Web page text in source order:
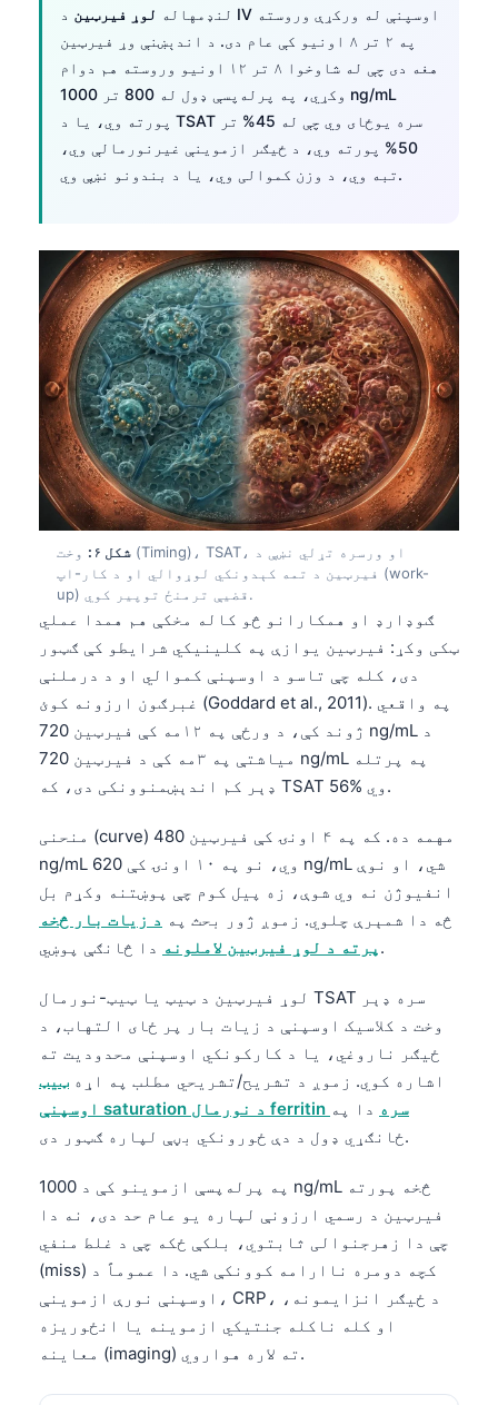
لنډمهاله لوړ فیرټین د IV اوسپنې له ورکړې وروسته
په ۲ تر ۸ اونیو کې عام دی. د اندېښنې وړ فیرټین
هغه دی چې له شاوخوا ۸ تر ۱۲ اونیو وروسته هم دوام
وکړي، په پرله‌پسې ډول له 800 تر 1000 ng/mL
پورته وي، یا د TSAT سره یوځای وي چې له 45% تر
50% پورته وي، د ځیګر ازموینې غیرنورمالې وي،
تبه وي، د وزن کموالی وي، یا د بندونو نښې وي.
شکل ۶:
وخت (Timing)، TSAT، او ورسره تړلي نښې د
فیرټین د تمه کېدونکي لوړوالي او د کار-اپ (work-
up) قضیې ترمنځ توپیر کوي.
ګوډارډ او همکارانو څو کاله مخکې هم همدا عملي
ټکی وکړ: فیرټین یوازې په کلینیکي شرایطو کې ګټور
دی، کله چې تاسو د اوسپنې کموالي او د درملنې
غبرګون ارزونه کوئ (Goddard et al., 2011). په واقعي
ژوند کې، د ورځې په ۱۲مه کې فیرټین 720 ng/mL د
میاشتې په ۳مه کې د فیرټین 720 ng/mL په پرتله
ډېر کم اندېښمنوونکی دی، که TSAT 56% وي.
منحنی (curve) مهمه ده. که په ۴ اونۍ کې فیرټین 480
ng/mL وي، نو په ۱۰ اونۍ کې 620 ng/mL شي، او نوې
انفیوژن نه وي شوې، زه پیل کوم چې پوښتنه وکړم بل
څه دا شمېرې چلوي. زموږ ژور بحث په د زیات بار څخه
پرته د لوړ فیرټین لاملونهدا څانګې پوښي.
لوړ فیرټین د ټیټ یا ټیټ-نورمال TSAT سره ډېر
وخت د کلاسیک اوسپنې د زیات بار پر ځای التهاب، د
ځیګر ناروغي، یا د کارکونکي اوسپنې محدودیت ته
اشاره کوي. زموږ د تشریح/تشریحي مطلب په اړه ټیټ
اوسپنې saturation د نورمال ferritin سره دا په
ځانګړي ډول د دې ځورونکي بڼې لپاره ګټور دی.
په پرله‌پسې ازموینو کې د 1000 ng/mL څخه پورته
فیرټین د رسمي ارزونې لپاره یو عام حد دی، نه دا
چې دا زهرجنوالی ثابتوي، بلکې ځکه چې د غلط منفي
(miss) کچه دومره ناارامه کوونکې شي. دا عموماً د
اوسپنې نورې ازموینې، CRP، د ځیګر انزایمونه،
او کله ناکله جنتیکي ازموینه یا انځوریزه
معاینه (imaging) ته لاره هواروي.
മലയാളം
Bahasa Melayu
Tiếng Việt
ไทย
ភាសាខ្មែរ
Kiswahili
Українська
Català
Қазақ тілі
Suomi
Hrvatski
Slovenčina
සිංහල
অসমীয়া
Galego
Latviešu valoda
Македонски јазик
Euskara
Gàidhlig
Occitan
العربية المغربية
Afrikaans
Монгол
ພາສາລາວ
Кыргызча
Татар теле
Esperanto